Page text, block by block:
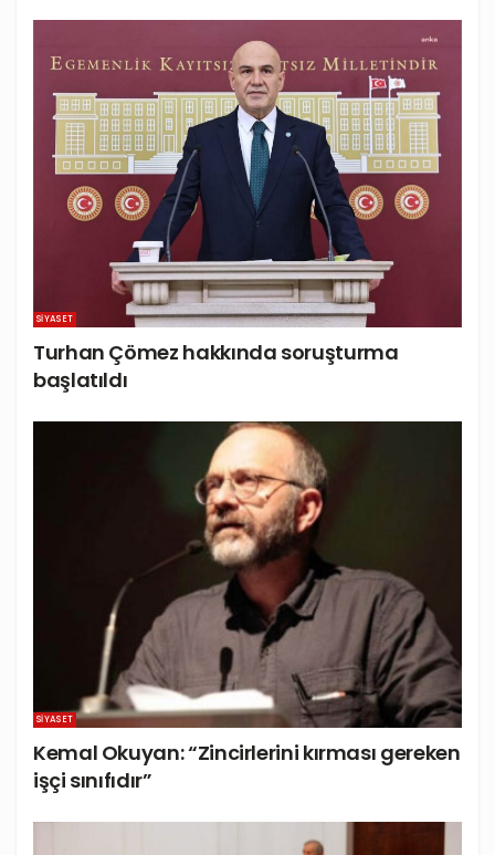
SIYASET
Turhan Çömez hakkında soruşturma
başlatıldı
SIYASET
Kemal Okuyan: “Zincirlerini kırması gereken
işçi sınıfıdır”